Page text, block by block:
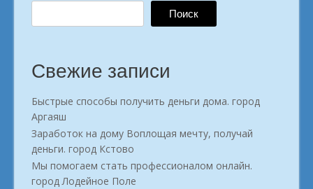
Поиск
Свежие записи
Быстрые способы получить деньги дома. город
Аргаяш
Заработок на дому Воплощая мечту, получай
деньги. город Кстово
Мы помогаем стать профессионалом онлайн.
город Лодейное Поле